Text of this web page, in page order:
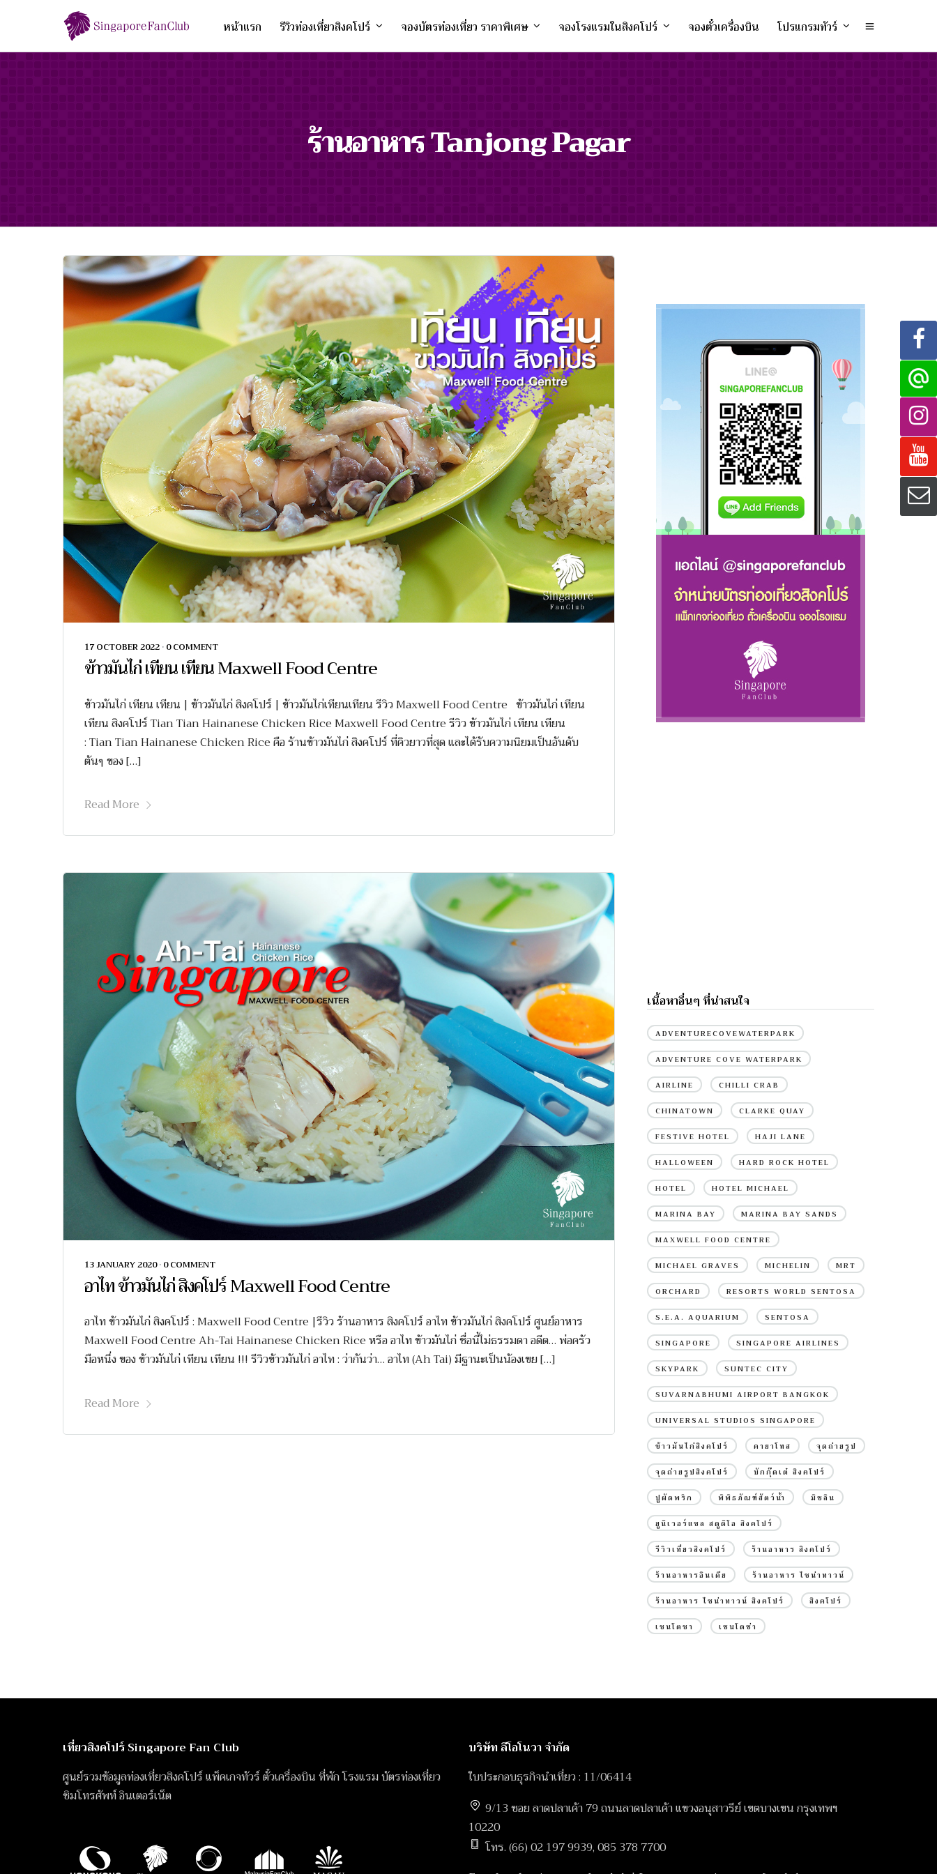
หน้าแรก รีวิวท่องเที่ยวสิงคโปร์ จองบัตรท่องเที่ยว ราคาพิเศษ จองโรงแรมในสิงคโปร์ จองตั๋วเครื่องบิน โปรแกรมทัวร์
ร้านอาหาร Tanjong Pagar
17 OCTOBER 2022 • 0 COMMENT
ข้าวมันไก่ เทียน เทียน Maxwell Food Centre
ข้าวมันไก่ เทียน เทียน | ข้าวมันไก่ สิงคโปร์ | ข้าวมันไก่เทียนเทียน รีวิว Maxwell Food Centre ข้าวมันไก่ เทียน
เทียน สิงคโปร์ Tian Tian Hainanese Chicken Rice Maxwell Food Centre รีวิว ข้าวมันไก่ เทียน เทียน
: Tian Tian Hainanese Chicken Rice คือ ร้านข้าวมันไก่ สิงคโปร์ ที่คิวยาวที่สุด และได้รับความนิยมเป็นอันดับ
ต้นๆ ของ […]
Read More
13 JANUARY 2020 • 0 COMMENT
อาไท ข้าวมันไก่ สิงคโปร์ Maxwell Food Centre
อาไท ข้าวมันไก่ สิงคโปร์ : Maxwell Food Centre |รีวิว ร้านอาหาร สิงคโปร์ อาไท ข้าวมันไก่ สิงคโปร์ ศูนย์อาหาร
Maxwell Food Centre Ah-Tai Hainanese Chicken Rice หรือ อาไท ข้าวมันไก่ ชื่อนี้ไม่ธรรมดา อดีต… พ่อครัว
มือหนึ่ง ของ ข้าวมันไก่ เทียน เทียน !!! รีวิวข้าวมันไก่ อาไท : ว่ากันว่า… อาไท (Ah Tai) มีฐานะเป็นน้องเขย […]
Read More
เนื้อหาอื่นๆ ที่น่าสนใจ
ADVENTURECOVEWATERPARK
ADVENTURE COVE WATERPARK
AIRLINE CHILLI CRAB
CHINATOWN CLARKE QUAY
FESTIVE HOTEL HAJI LANE
HALLOWEEN HARD ROCK HOTEL
HOTEL HOTEL MICHAEL
MARINA BAY MARINA BAY SANDS
MAXWELL FOOD CENTRE
MICHAEL GRAVES MICHELIN MRT
ORCHARD RESORTS WORLD SENTOSA
S.E.A. AQUARIUM SENTOSA
SINGAPORE SINGAPORE AIRLINES
SKYPARK SUNTEC CITY
SUVARNABHUMI AIRPORT BANGKOK
UNIVERSAL STUDIOS SINGAPORE
ข้าวมันไก่สิงคโปร์ คายาโทส จุดถ่ายรูป
จุดถ่ายรูปสิงคโปร์ บักกุ๊ดเต๋ สิงคโปร์
ปูผัดพริก พิพิธภัณฑ์สัตว์น้ำ มิชลิน
ยูนิเวอร์แซล สตูดิโอ สิงคโปร์
รีวิวเที่ยวสิงคโปร์ ร้านอาหาร สิงคโปร์
ร้านอาหารอินเดีย ร้านอาหาร ไชน่าทาวน์
ร้านอาหาร ไชน่าทาวน์ สิงคโปร์ สิงคโปร์
เซนโตซา เซนโตซ่า
เที่ยวสิงคโปร์ Singapore Fan Club
ศูนย์รวมข้อมูลท่องเที่ยวสิงคโปร์ แพ็คเกจทัวร์ ตั๋วเครื่องบิน ที่พัก โรงแรม บัตรท่องเที่ยว
ซิมโทรศัพท์ อินเตอร์เน็ต
บริษัท ลีโอโนวา จำกัด
ใบประกอบธุรกิจนำเที่ยว : 11/06414
9/13 ซอย ลาดปลาเค้า 79 ถนนลาดปลาเค้า แขวงอนุสาวรีย์ เขตบางเขน กรุงเทพฯ
10220
โทร. (66) 02 197 9939, 085 378 7700